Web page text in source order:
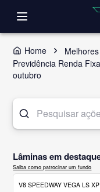
Home
Previdência Renda
outubro
Lâminas em
Saiba como patrocinar um fundo
V8 SPEEDWAY VEGA LS XP